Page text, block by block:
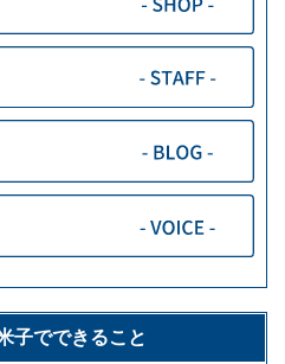
子でできること